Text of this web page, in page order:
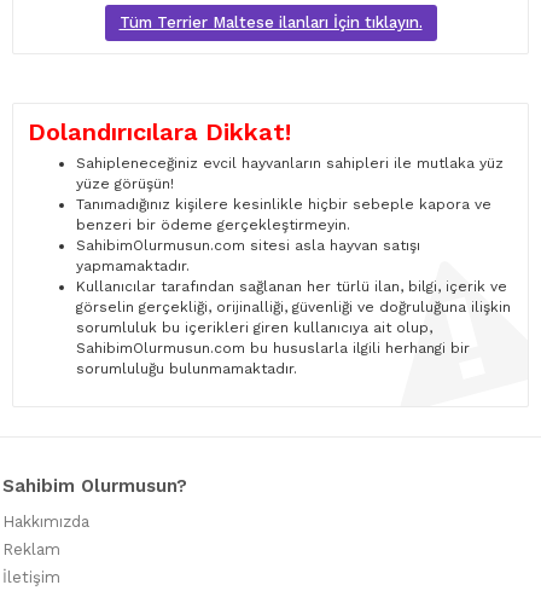
Tüm Terrier Maltese ilanları İçin tıklayın.
Dolandırıcılara Dikkat!
Sahipleneceğiniz evcil hayvanların sahipleri ile mutlaka yüz
yüze görüşün!
Tanımadığınız kişilere kesinlikle hiçbir sebeple kapora ve
benzeri bir ödeme gerçekleştirmeyin.
SahibimOlurmusun.com sitesi asla hayvan satışı
yapmamaktadır.
Kullanıcılar tarafından sağlanan her türlü ilan, bilgi, içerik ve
görselin gerçekliği, orijinalliği, güvenliği ve doğruluğuna ilişkin
sorumluluk bu içerikleri giren kullanıcıya ait olup,
SahibimOlurmusun.com bu hususlarla ilgili herhangi bir
sorumluluğu bulunmamaktadır.
Sahibim Olurmusun?
Hakkımızda
Reklam
İletişim